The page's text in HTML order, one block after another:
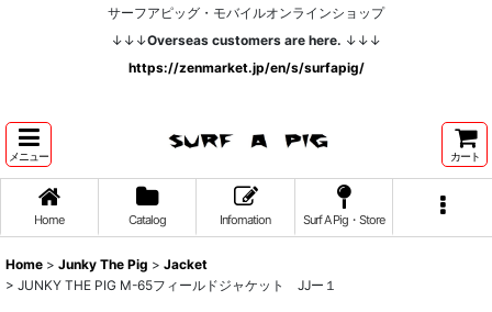
サーフアピッグ・モバイルオンラインショップ
↓↓↓Overseas customers are here. ↓↓↓
https://zenmarket.jp/en/s/surfapig/
メニュー カート
Home Catalog Infomation Surf A Pig・Store
Home > Junky The Pig > Jacket
> JUNKY THE PIG M-65フィールドジャケット JJー１